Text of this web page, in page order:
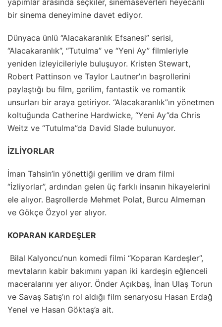
yapımlar arasında seçkiler, sinemaseverleri heyecanlı
bir sinema deneyimine davet ediyor.
Dünyaca ünlü “Alacakaranlık Efsanesi” serisi,
“Alacakaranlık”, “Tutulma” ve “Yeni Ay” filmleriyle
yeniden izleyicileriyle buluşuyor. Kristen Stewart,
Robert Pattinson ve Taylor Lautner’ın başrollerini
paylaştığı bu film, gerilim, fantastik ve romantik
unsurları bir araya getiriyor. “Alacakaranlık”ın yönetmen
koltuğunda Catherine Hardwicke, “Yeni Ay”da Chris
Weitz ve “Tutulma”da David Slade bulunuyor.
İZLİYORLAR
İman Tahsin’in yönettiği gerilim ve dram filmi
“İzliyorlar”, ardından gelen üç farklı insanın hikayelerini
ele alıyor. Başrollerde Mehmet Polat, Burcu Almeman
ve Gökçe Özyol yer alıyor.
KOPARAN KARDEŞLER
Bilal Kalyoncu’nun komedi filmi “Koparan Kardeşler”,
mevtaların kabir bakımını yapan iki kardeşin eğlenceli
maceralarını yer alıyor. Önder Açıkbaş, İnan Ulaş Torun
ve Savaş Satış’ın rol aldığı film senaryosu Hasan Erdağ
Yenel ve Hasan Göktaş’a ait.